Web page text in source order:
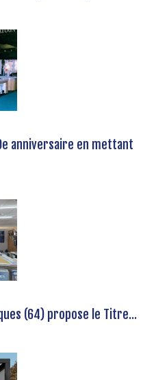
anniversaire en mettant
(64) propose le Titre...